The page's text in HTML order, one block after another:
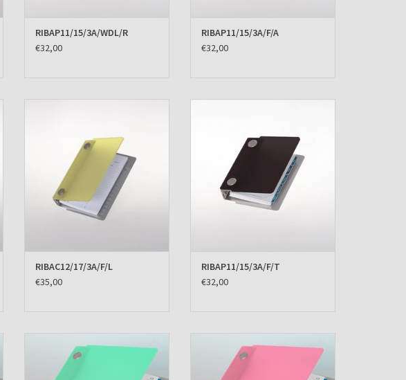
RIBAP11/15/3A/WDL/R
€32,00
RIBAP11/15/3A/F/A
€32,00
RIBAC12/17/3A/F/L
€35,00
RIBAP11/15/3A/F/T
€32,00
TOEVOEGEN AAN WINKELWAGEN TOEVOEGEN AAN WINKELWAGEN